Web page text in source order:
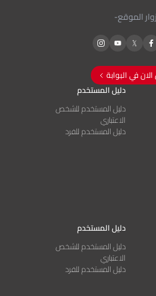
الموقع-
في البوابة
دليل المستخدم
دليل المستخدم للشخص
الاعتباري
دليل المستخدم للفرد
دليل المستخدم
دليل المستخدم للشخص
الاعتباري
دليل المستخدم للفرد